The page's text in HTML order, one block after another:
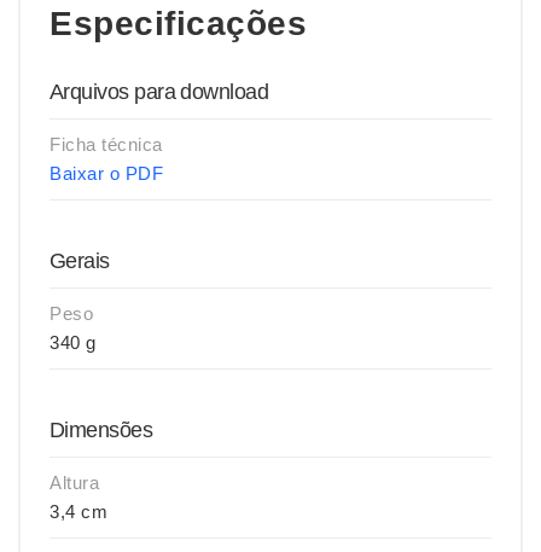
Especificações
Arquivos para download
Ficha técnica
Baixar o PDF
Gerais
Peso
340 g
Dimensões
Altura
3,4 cm